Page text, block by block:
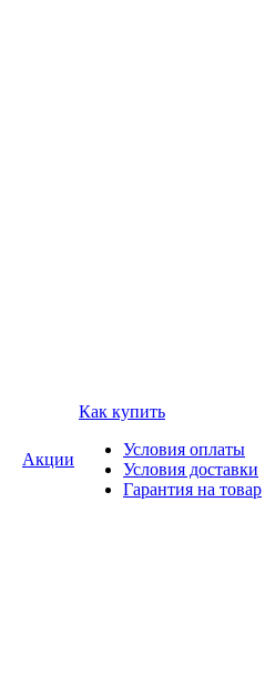
Акции
Как купить
Условия оплаты
Условия доставки
Гарантия на товар